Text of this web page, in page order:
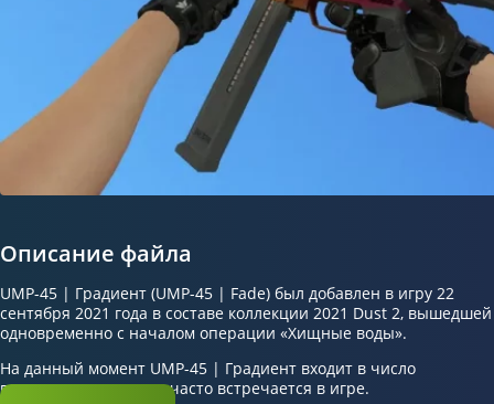
Описание файла
UMP-45 | Градиент (UMP-45 | Fade) был добавлен в игру 22
сентября 2021 года в составе коллекции 2021 Dust 2, вышедшей
одновременно с началом операции «Хищные воды».
На данный момент UMP-45 | Градиент входит в число
популярных скинов и часто встречается в игре.